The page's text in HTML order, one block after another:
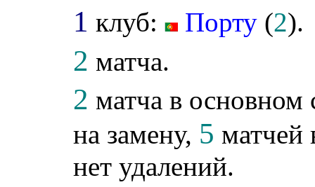
1 клуб: Порту (2).
2 матча.
2 матча в основном
на замену, 5 матчей
нет удалений.